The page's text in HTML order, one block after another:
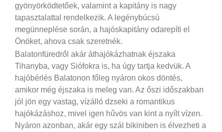
gyönyörködtetőek, valamint a kapitány is nagy
tapasztalattal rendelkezik. A legénybúcsú
megünneplése során, a hajóskapitány odarepíti el
Önöket, ahova csak szeretnék.
Balatonfüredről akár áthajókázhatnak éjszaka
Tihanyba, vagy Siófokra is, ha úgy tartja kedvük. A
hajóbérlés Balatonon főleg nyáron okos döntés,
amikor még éjszaka is meleg van. Az őszi időszakban
jól jön egy vastag, vízálló dzseki a romantikus
hajókázáshoz, mivel igen hűvös van kint a nyílt vízen.
Nyáron azonban, akár egy szál bikiniben is élvezheti a